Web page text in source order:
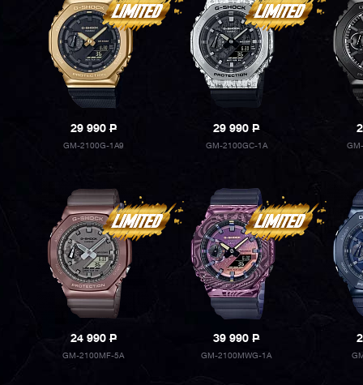
29 990P
GM-2100G-1A9
29 990P
GM-2100GC-1A
24 990P
GM-2100MF-5A
39 990P
GM-2100MWG-1A